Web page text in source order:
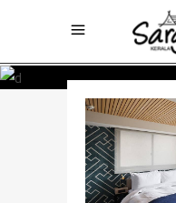
$768 /
BIG